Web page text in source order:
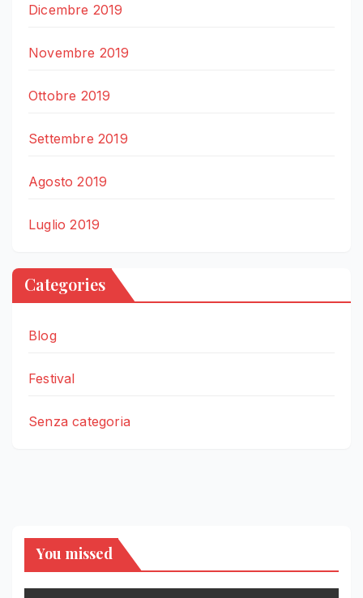
Dicembre 2019
Novembre 2019
Ottobre 2019
Settembre 2019
Agosto 2019
Luglio 2019
Categories
Blog
Festival
Senza categoria
You missed